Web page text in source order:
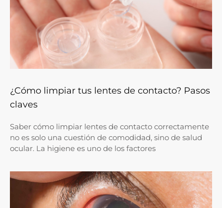
¿Cómo limpiar tus lentes de contacto? Pasos
claves
Saber cómo limpiar lentes de contacto correctamente
no es solo una cuestión de comodidad, sino de salud
ocular. La higiene es uno de los factores